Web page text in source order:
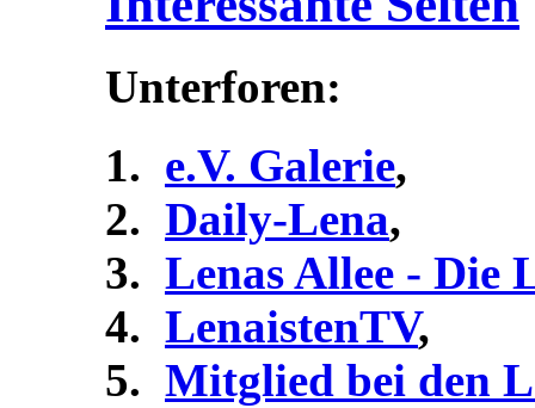
Unterforen:
e.V. Galerie,
Daily-Lena,
Lenas Allee - Die
LenaistenTV,
Mitglied bei den